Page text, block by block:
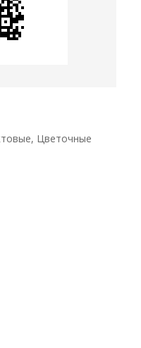
Цветочные